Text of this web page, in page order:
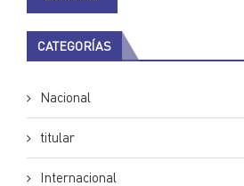
CATEGORÍAS
Nacional
titular
Internacional